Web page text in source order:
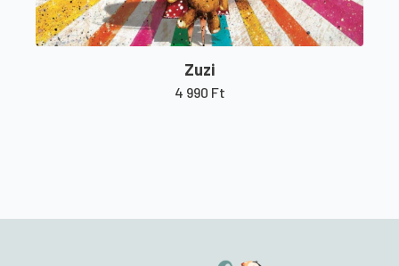
Zuzi
4 990 Ft